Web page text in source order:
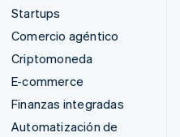
Startups
Comercio agéntico
Criptomoneda
E-commerce
Finanzas integradas
Automatización de